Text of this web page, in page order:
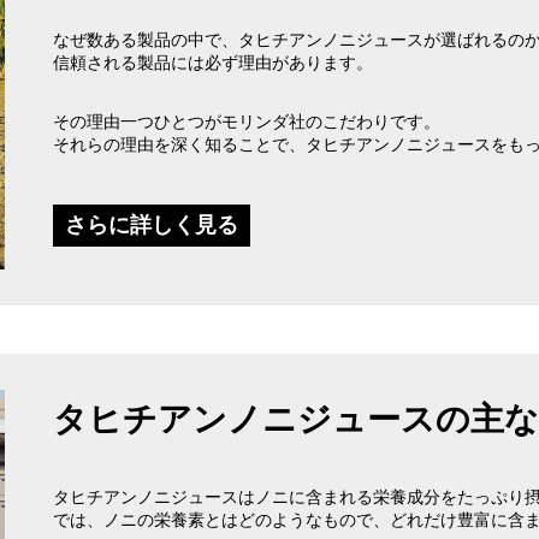
なぜ数ある製品の中で、タヒチアンノニジュースが選ばれるの
信頼される製品には必ず理由があります。
その理由一つひとつがモリンダ社のこだわりです。
それらの理由を深く知ることで、タヒチアンノニジュースをも
さらに詳しく見る
タヒチアンノニジュースの主
タヒチアンノニジュースはノニに含まれる栄養成分をたっぷり
では、ノニの栄養素とはどのようなもので、どれだけ豊富に含